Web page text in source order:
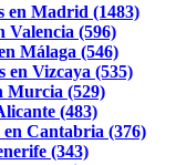
en Madrid (1483)
Valencia (596)
Málaga (546)
en Vizcaya (535)
Murcia (529)
(483)
en Cantabria (376)
(343)